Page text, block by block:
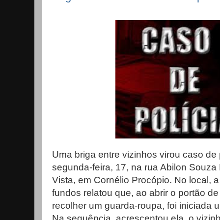
Uma briga entre vizinhos virou caso
segunda-feira, 17, na rua Abilon
Vista, em Cornélio Procópio. No local,
fundos relatou que, ao abrir o portão
recolher um guarda-roupa, foi iniciada